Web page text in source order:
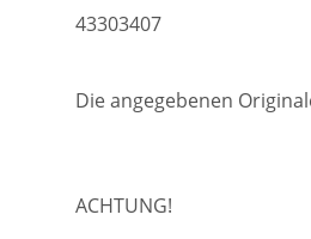
43303407
Die angegebenen
ACHTUNG!